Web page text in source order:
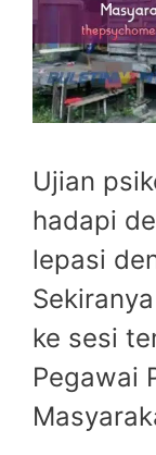
Ujian
hadapi
lepasi
ke sesi
Pegawai